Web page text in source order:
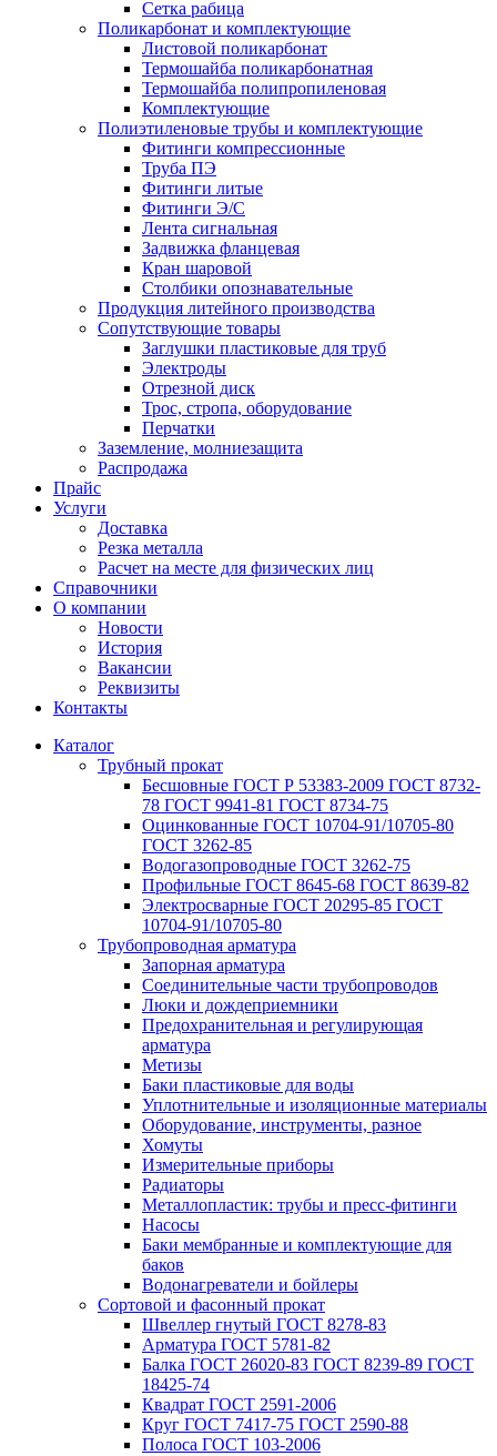
Сетка рабица
Поликарбонат и комплектующие
Листовой поликарбонат
Термошайба поликарбонатная
Термошайба полипропиленовая
Комплектующие
Полиэтиленовые трубы и комплектующие
Фитинги компрессионные
Труба ПЭ
Фитинги литые
Фитинги Э/С
Лента сигнальная
Задвижка фланцевая
Кран шаровой
Столбики опознавательные
Продукция литейного производства
Сопутствующие товары
Заглушки пластиковые для труб
Электроды
Отрезной диск
Трос, стропа, оборудование
Перчатки
Заземление, молниезащита
Распродажа
Прайс
Услуги
Доставка
Резка металла
Расчет на месте для физических лиц
Справочники
О компании
Новости
История
Вакансии
Реквизиты
Контакты
Каталог
Трубный прокат
Беcшовные ГОСТ Р 53383-2009 ГОСТ 8732-
78 ГОСТ 9941-81 ГОСТ 8734-75
Оцинкованные ГОСТ 10704-91/10705-80
ГОСТ 3262-85
Водогазопроводные ГОСТ 3262-75
Профильные ГОСТ 8645-68 ГОСТ 8639-82
Электросварные ГОСТ 20295-85 ГОСТ
10704-91/10705-80
Трубопроводная арматура
Запорная арматура
Соединительные части трубопроводов
Люки и дождеприемники
Предохранительная и регулирующая
арматура
Метизы
Баки пластиковые для воды
Уплотнительные и изоляционные материалы
Оборудование, инструменты, разное
Хомуты
Измерительные приборы
Радиаторы
Металлопластик: трубы и пресс-фитинги
Насосы
Баки мембранные и комплектующие для
баков
Водонагреватели и бойлеры
Сортовой и фасонный прокат
Швеллер гнутый ГОСТ 8278-83
Арматура ГОСТ 5781-82
Балка ГОСТ 26020-83 ГОСТ 8239-89 ГОСТ
18425-74
Квадрат ГОСТ 2591-2006
Круг ГОСТ 7417-75 ГОСТ 2590-88
Полоса ГОСТ 103-2006